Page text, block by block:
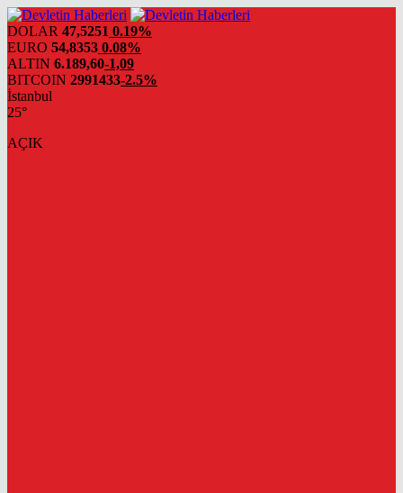
DOLAR 47,5251 0.19%
EURO 54,8353 0.08%
ALTIN 6.189,60-1,09
BITCOIN 2991433-2.5%
İstanbul
25°
AÇIK